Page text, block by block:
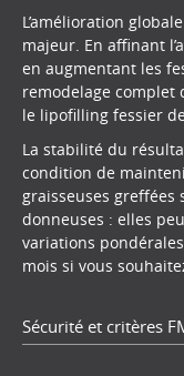
L’amélioration
majeur. En affinant
en augmentant les
remodelage complet
le lipofilling fessier
La stabilité du
condition de
graisseuses greffées
donneuses : elles
variations
mois si vous
Sécurité et critères